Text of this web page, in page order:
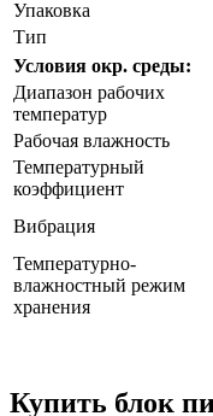
Упаковка
Тип
Условия окр. среды:
Диапазон рабочих
температур
Рабочая влажность
Температурный
коэффициент
Вибрация
Температурно-
влажностный режим
хранения
Купить блок